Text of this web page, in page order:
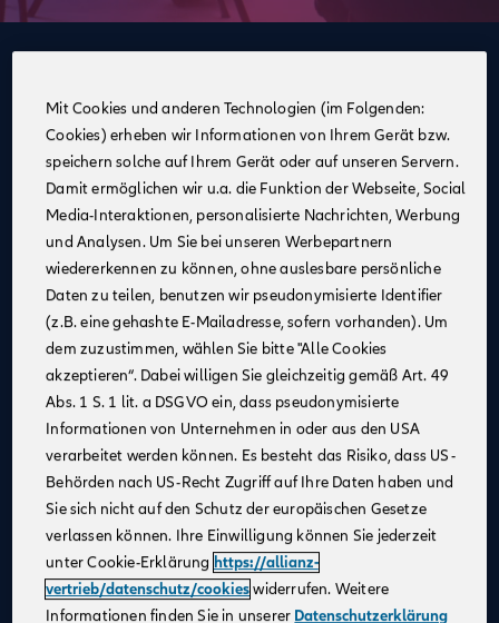
im Vertrieb der Allianz
Eine attraktive monatliche Ausbildungsvergütung
(Stand 08/2025):
1. Jahr: 1.355 €
2. Jahr: 1.432 €
3. Jahr: 1.520 €
ab Sept. 2026:
im 1. Jahr: 1.455 €, im 2. Jahr: 1.532 €, im 3. Jahr:
1.620 €
Zusätzliche Leistungen : Urlaubs- und
Weihnachtsgeld
Monetäre Vorteile:
40 €/Monat vermögenswirksame Leistungen
Übernahme erstattungsfähiger Reisekosten
Urlaubsanspruch : 30 Tage im Jahr
Mitarbeiterrabatte: Vergünstigungen auf Allianz
Produkte
Praxisnahe Ausbildung: Eine praxisnahe und
Mit Cookies und anderen Technologien (im Folgenden:
Cookies) erheben wir Informationen von Ihrem Gerät bzw.
speichern solche auf Ihrem Gerät oder auf unseren Servern.
Damit ermöglichen wir u.a. die Funktion der Webseite, Social
Media-Interaktionen, personalisierte Nachrichten, Werbung
und Analysen. Um Sie bei unseren Werbepartnern
wiedererkennen zu können, ohne auslesbare persönliche
Daten zu teilen, benutzen wir pseudonymisierte Identifier
(z.B. eine gehashte E-Mailadresse, sofern vorhanden). Um
dem zuzustimmen, wählen Sie bitte "Alle Cookies
akzeptieren“. Dabei willigen Sie gleichzeitig gemäß Art. 49
Abs. 1 S. 1 lit. a DSGVO ein, dass pseudonymisierte
Informationen von Unternehmen in oder aus den USA
verarbeitet werden können. Es besteht das Risiko, dass US-
Behörden nach US-Recht Zugriff auf Ihre Daten haben und
Sie sich nicht auf den Schutz der europäischen Gesetze
verlassen können. Ihre Einwilligung können Sie jederzeit
unter Cookie-Erklärung https://allianz-
vertrieb/datenschutz/cookieswiderrufen. Weitere
Informationen finden Sie in unserer Datenschutzerklärung